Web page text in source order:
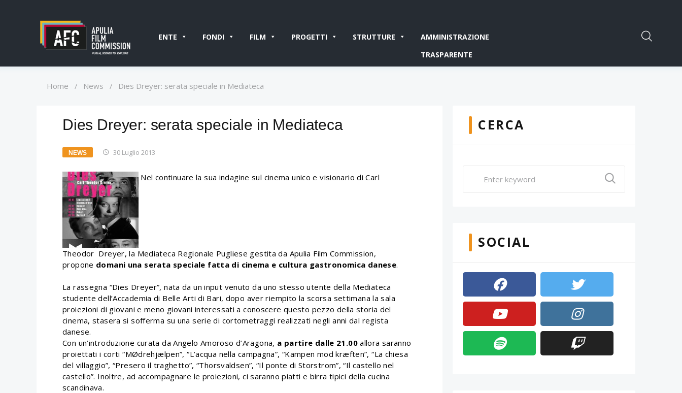
ENTE FONDI FILM PROGETTI STRUTTURE
AMMINISTRAZIONE
TRASPARENTE
Home / News / Dies Dreyer: serata speciale in Mediateca
Dies Dreyer: serata speciale in Mediateca
NEWS 30 Luglio 2013
Nel continuare la sua indagine sul cinema unico e visionario di Carl
Theodor Dreyer, la Mediateca Regionale Pugliese gestita da Apulia Film Commission,
propone domani una serata speciale fatta di cinema e cultura gastronomica danese.
La rassegna “Dies Dreyer”, nata da un input venuto da uno stesso utente della Mediateca
studente dell’Accademia di Belle Arti di Bari, dopo aver riempito la scorsa settimana la sala
proiezioni di giovani e meno giovani interessati a conoscere questo pezzo della storia del
cinema, stasera si sofferma su una serie di cortometraggi realizzati negli anni dal regista
danese.
Con un’introduzione curata da Angelo Amoroso d’Aragona, a partire dalle 21.00allora saranno
proiettati i corti “MØdrehjælpen”, “L’acqua nella campagna”, “Kampen mod kræften”, “La chiesa
del villaggio”, “Presero il traghetto”, “Thorsvaldsen”, “Il ponte di Storstrom”, “Il castello nel
castello”. Inoltre, ad accompagnare le proiezioni, ci saranno piatti e birra tipici della cucina
scandinava.
CERCA
SOCIAL